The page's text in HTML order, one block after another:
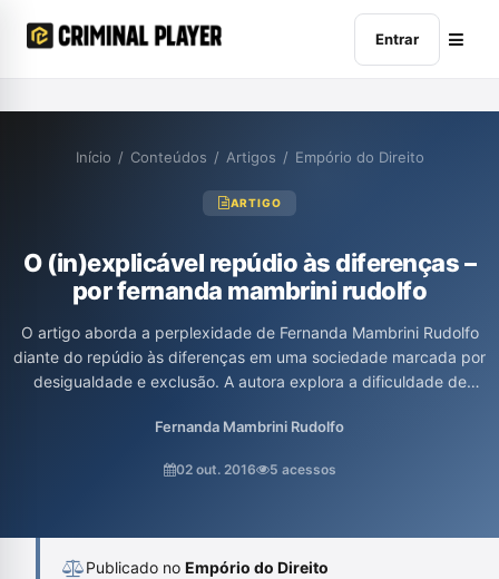
Entrar
Início / Conteúdos / Artigos / Empório do Direito
ARTIGO
O (in)explicável repúdio às diferenças –
por fernanda mambrini rudolfo
O artigo aborda a perplexidade de Fernanda Mambrini Rudolfo
diante do repúdio às diferenças em uma sociedade marcada por
desigualdade e exclusão. A autora explora a dificuldade de
refletindo sobre questões como machismo, racismo e a falta de
literárias, Rudolfo convida à reflexão sobre a necessidade de
Fernanda Mambrini Rudolfo
02 out. 2016 5 acessos
Publicado no Empório do Direito